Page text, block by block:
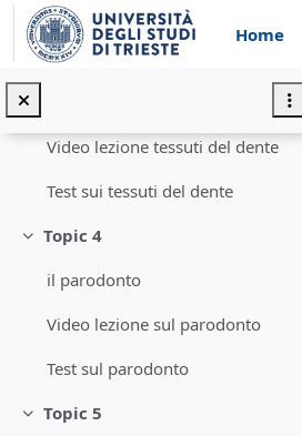
Vai al contenuto principale
Home
sviluppo dei denti
Minimizza
Topic 3
Video lezione tessuti del dente
Test sui tessuti del dente
Minimizza
Topic 4
il parodonto
Video lezione sul parodonto
Test sul parodonto
Minimizza
Topic 5